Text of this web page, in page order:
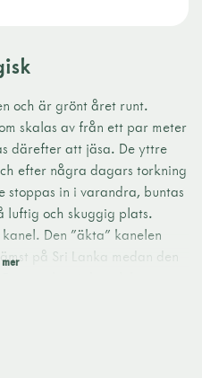
och är grönt året runt.
skalas av från ett par meter
därefter att jäsa. De yttre
efter några dagars torkning
stoppas in i varandra, buntas
luftig och skuggig plats.
Den ”äkta” kanelen
på Sri Lanka medan den
Den bästa kvaliteten anses
har tjockare bark och
söt som Ceylonkanel, men är